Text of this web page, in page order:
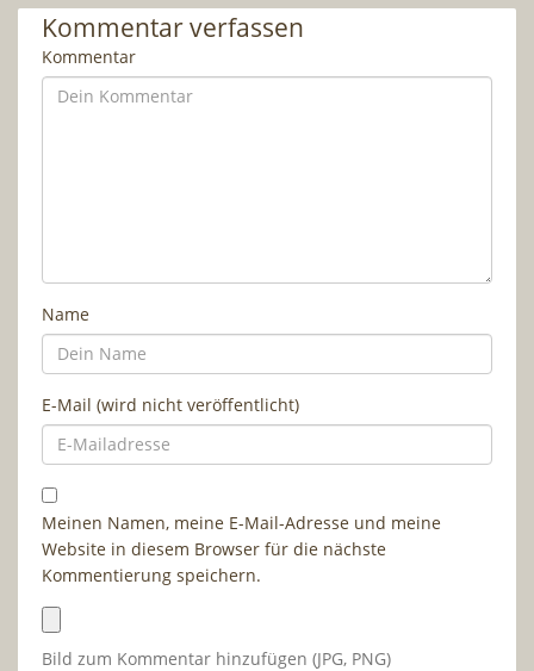
Kommentar verfassen
Kommentar
Name
E-Mail (wird nicht veröffentlicht)
Meinen Namen, meine E-Mail-Adresse und meine
Website in diesem Browser für die nächste
Kommentierung speichern.
Bild zum Kommentar hinzufügen (JPG, PNG)